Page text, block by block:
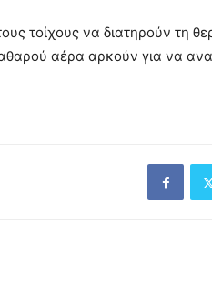
τοίχους να διατηρούν τη
αέρα αρκούν για να